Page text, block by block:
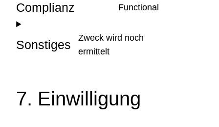
Complianz Functional
Sonstiges
Zweck wird noch
ermittelt
7. Einwilligung